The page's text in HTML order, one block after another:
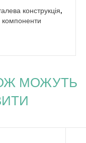
конструкція,
компоненти
МОЖУТЬ